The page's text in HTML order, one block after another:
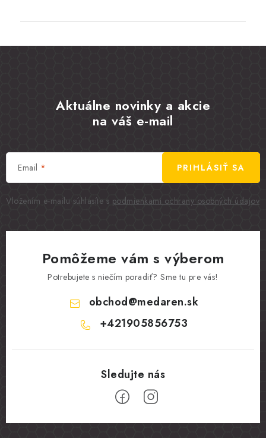
Aktuálne novinky a akcie
na váš e-mail
Email
Vložením e-mailu súhlasíte s podmienkami ochrany osobných údajov
PRIHLÁSIŤ SA
Pomôžeme vám s výberom
Potrebujete s niečím poradiť? Sme tu pre vás!
obchod@medaren.sk
+421905856753
Z